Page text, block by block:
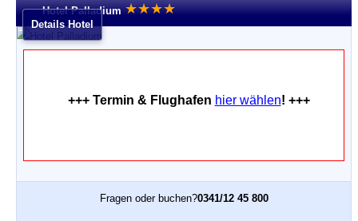
Hotel Palladium ★★★★
Details Hotel
+++ Termin & Flughafen hier wählen! +++
Fragen oder buchen?0341/12 45 800